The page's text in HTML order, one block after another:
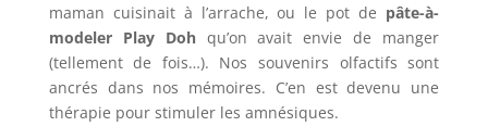
maman cuisinait à l’arrache, ou le pot de pâte-à-
modeler Play Dohqu’on avait envie de manger
(tellement de fois…). Nos souvenirs olfactifs sont
ancrés dans nos mémoires. C’en est devenu une
thérapie pour stimuler les amnésiques.